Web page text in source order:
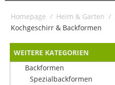
Homepage / Heim & Garten /
Kochgeschirr & Backformen
WEITERE KATEGORIEN
Backformen
Spezialbackformen